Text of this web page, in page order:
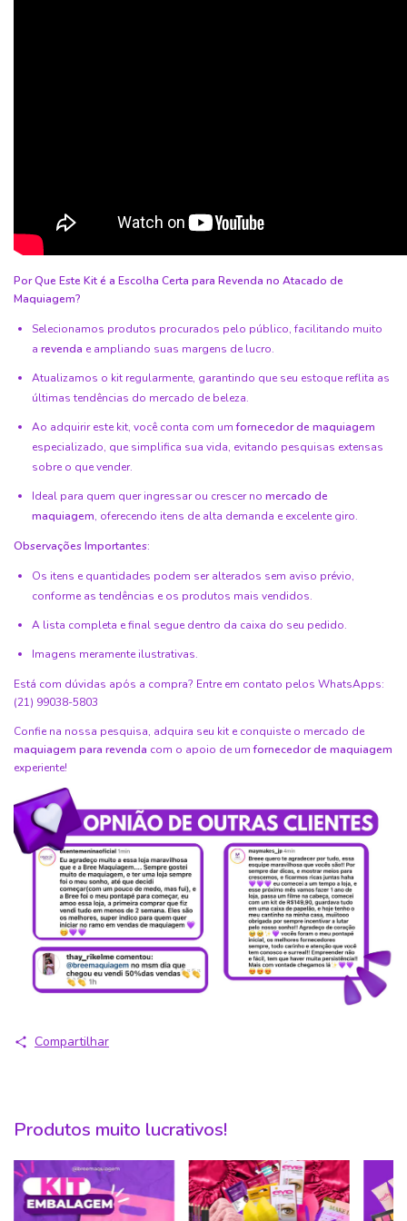
Por Que Este Kit é a Escolha Certa para Revenda no Atacado de
Maquiagem?
Selecionamos produtos procurados pelo público, facilitando muito
a revenda e ampliando suas margens de lucro.
Atualizamos o kit regularmente, garantindo que seu estoque reflita as
últimas tendências do mercado de beleza.
Ao adquirir este kit, você conta com umfornecedor de maquiagem
especializado, que simplifica sua vida, evitando pesquisas extensas
sobre o que vender.
Ideal para quem quer ingressar ou crescer no mercado de
maquiagem, oferecendo itens de alta demanda e excelente giro.
Observações Importantes:
Os itens e quantidades podem ser alterados sem aviso prévio,
conforme as tendências e os produtos mais vendidos.
A lista completa e final segue dentro da caixa do seu pedido.
Imagens meramente ilustrativas.
Está com dúvidas após a compra? Entre em contato pelos WhatsApps:
(21) 99038-5803
Confie na nossa pesquisa, adquira seu kit e conquiste o mercado de
maquiagem para revenda com o apoio de umfornecedor de maquiagem
experiente!
Compartilhar
Produtos muito lucrativos!